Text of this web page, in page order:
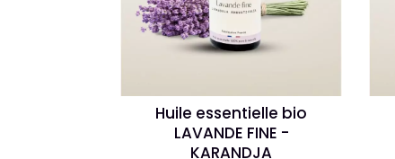
Huile essentielle bio
LAVANDE FINE -
KARANDJA